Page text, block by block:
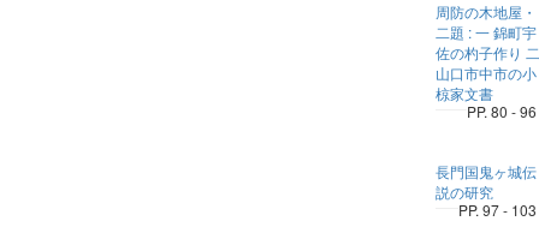
周防の木地屋・
二題 : 一 錦町宇
佐の杓子作り 二
山口市中市の小
椋家文書
PP. 80 - 96
長門国鬼ヶ城伝
説の研究
PP. 97 - 103